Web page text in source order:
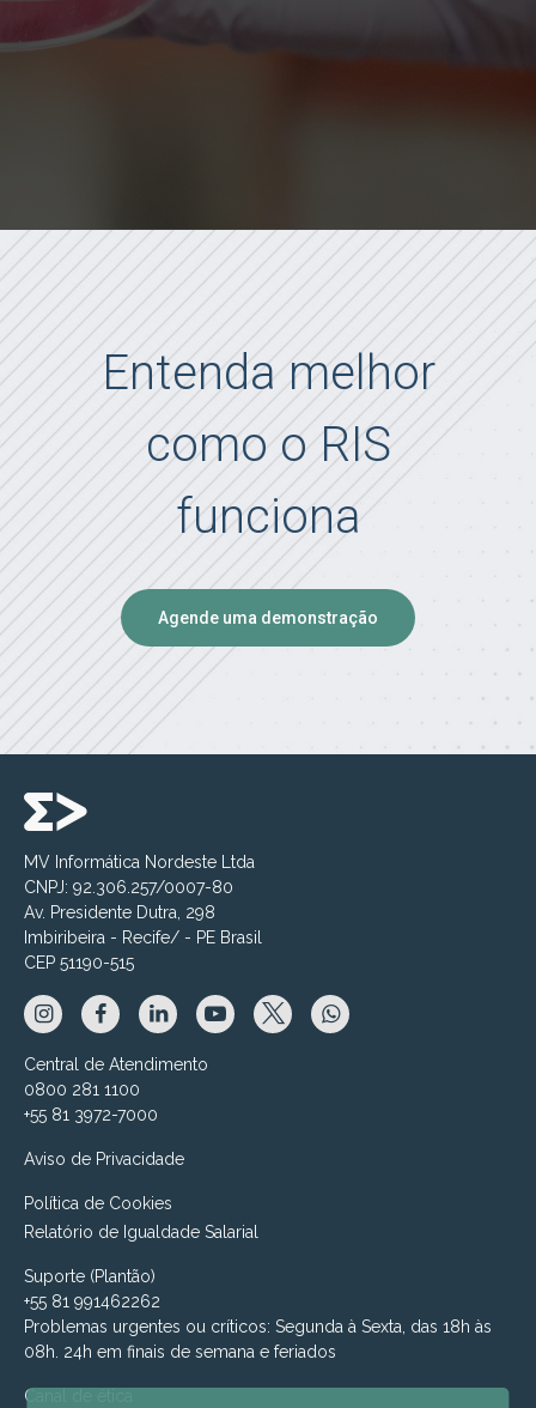
Entenda melhor
como o RIS
funciona
Agende uma demonstração
MV Informática Nordeste Ltda
CNPJ: 92.306.257/0007-80
Av. Presidente Dutra, 298
Imbiribeira - Recife/ - PE Brasil
CEP 51190-515
Central de Atendimento
0800 281 1100
+55 81 3972-7000
Aviso de Privacidade
Política de Cookies
Relatório de Igualdade Salarial
Suporte (Plantão)
+55 81 991462262
Problemas urgentes ou críticos: Segunda à Sexta, das 18h às
08h. 24h em finais de semana e feriados
Canal de ética